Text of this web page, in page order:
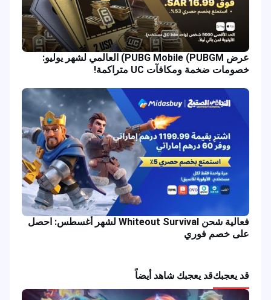
عرض PUBG Mobile (PUBGM) العالمي لشهر يوليو:
خصومات ضخمة ومكافآت UC متراكمة!
فعالية شحن Whiteout Survival لشهر أغسطس: احصل
على خصم فوري
قد يعجبكقد يعجبك شاهد أيضاً